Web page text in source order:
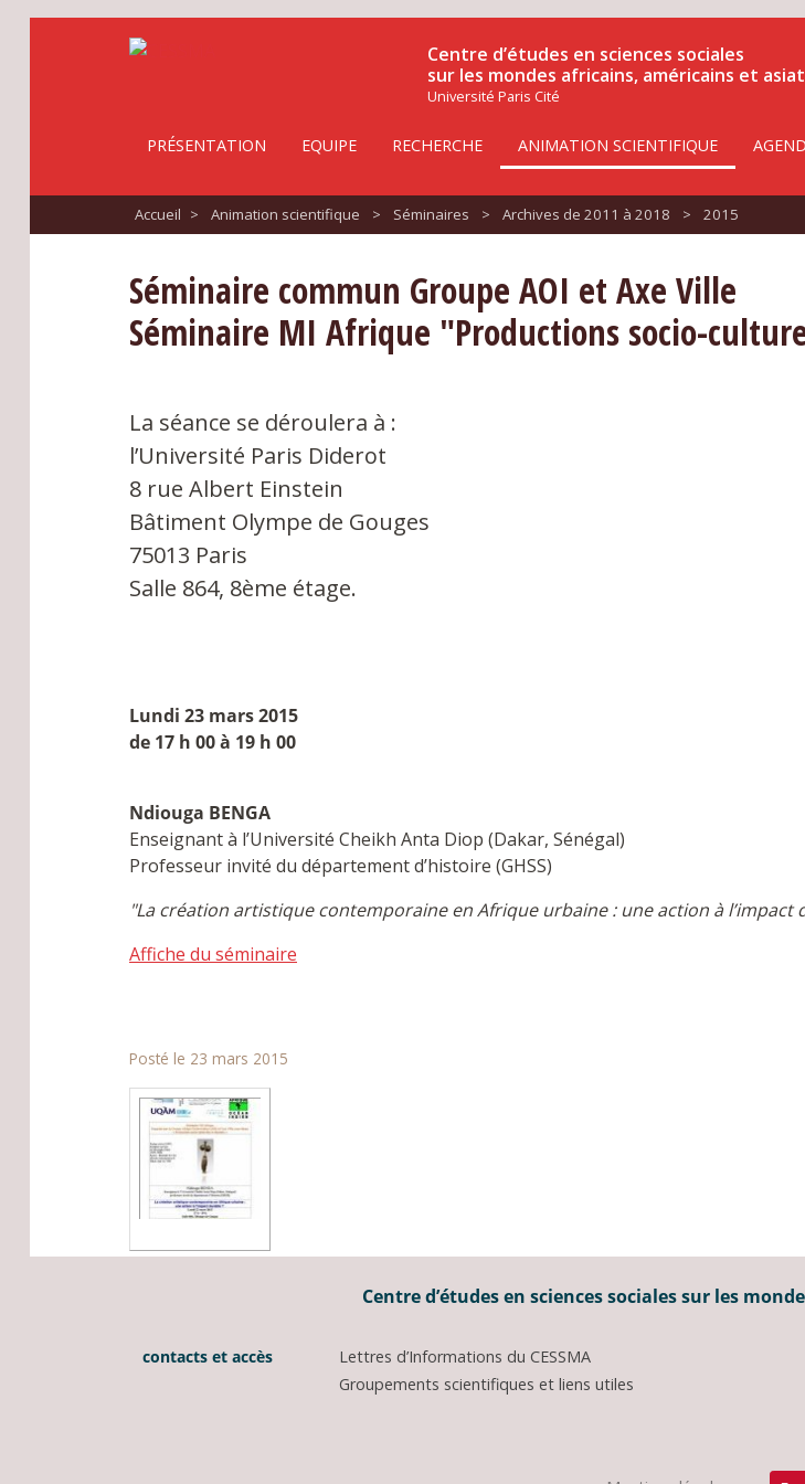
Centre d’études en sciences sociales
sur les mondes africains, américains et
Université Paris Cité
PRÉSENTATION EQUIPE RECHERCHE ANIMATION SCIENTIFIQUE
Accueil > Animation scientifique > Séminaires > Archives de 2011 à 2018 > 2015
Séminaire commun Groupe AOI et Axe Ville
Séminaire MI Afrique "Productions socio-
La séance se déroulera à :
l’Université Paris Diderot
8 rue Albert Einstein
Bâtiment Olympe de Gouges
75013 Paris
Salle 864, 8ème étage.
Lundi 23 mars 2015
de 17 h 00 à 19 h 00
Ndiouga BENGA
Enseignant à l’Université Cheikh Anta Diop (Dakar, Sénégal)
Professeur invité du département d’histoire (GHSS)
"La création artistique contemporaine en Afrique urbaine : une action à l’impact
Affiche du séminaire
Posté le 23 mars 2015
Centre d’études en sciences sociales sur les
contacts et accès
Lettres d’Informations du CESSMA
Groupements scientifiques et liens utiles